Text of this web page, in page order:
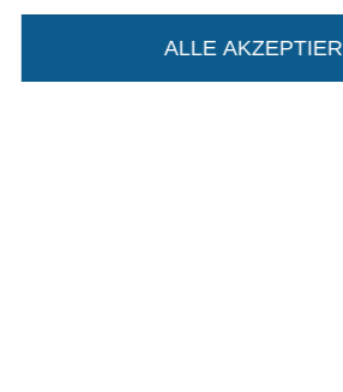
In deinen
Bestellung widerrufen
ALLE